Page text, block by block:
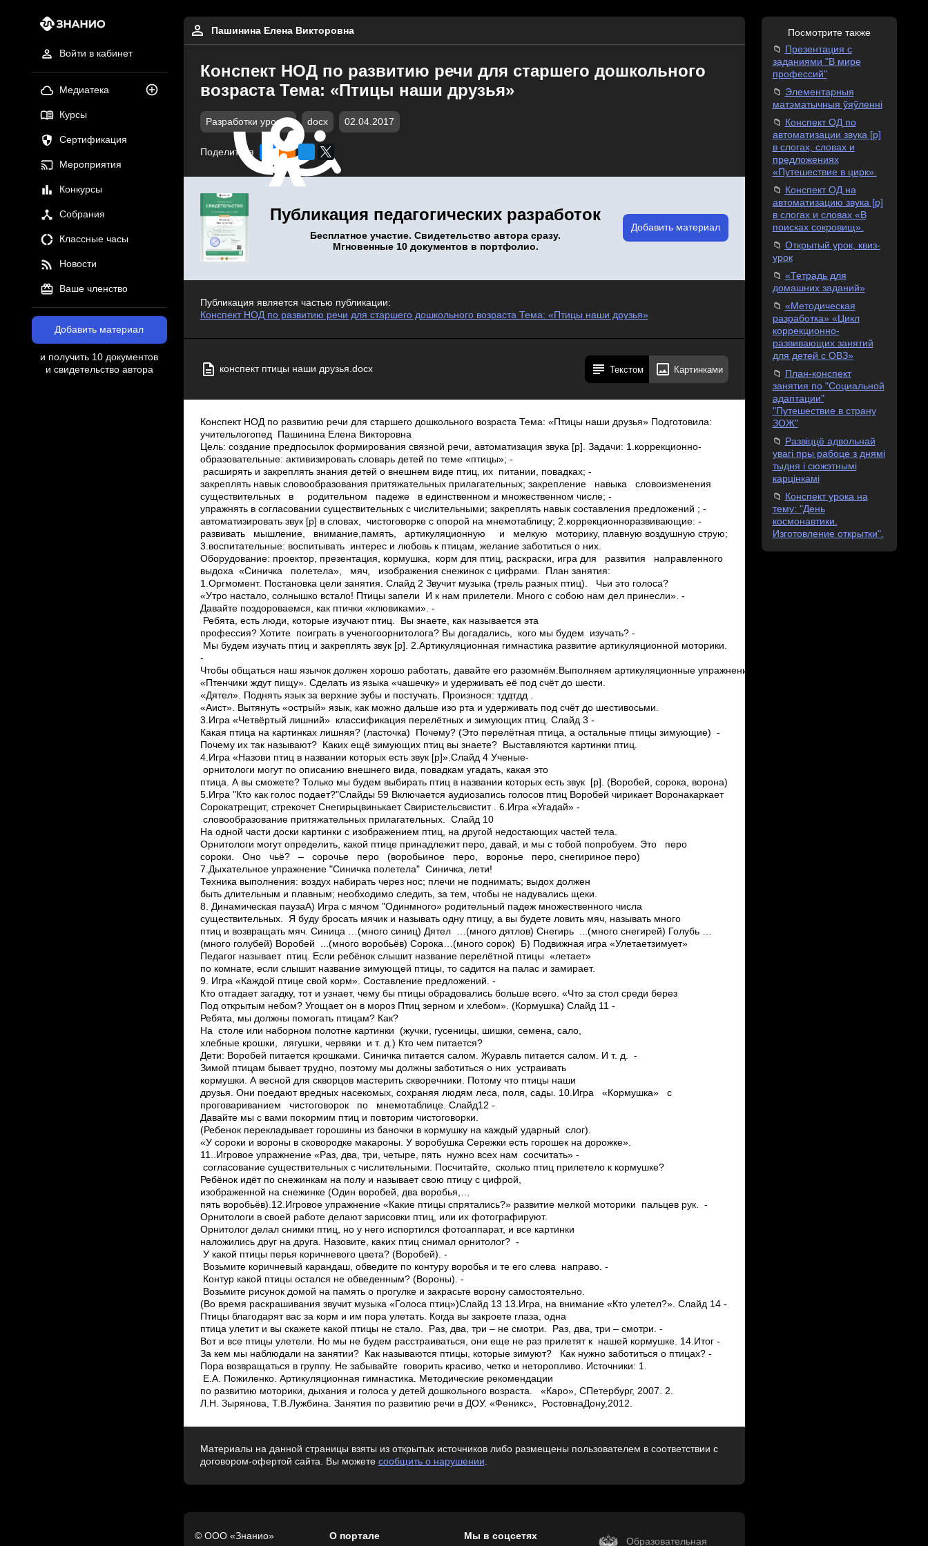
Войти в кабинет
Медиатека
Курсы
Сертификация
Мероприятия
Конкурсы
Собрания
Классные часы
Новости
Ваше членство
Добавить материал
и получить 10 документов
и свидетельство автора
Пашинина Елена Викторовна
Конспект НОД по развитию речи для старшего дошкольного
возраста Тема: «Птицы наши друзья»
Разработки уроков docx 02.04.2017
Поделиться
Публикация педагогических разработок
Бесплатное участие. Свидетельство автора сразу.
Мгновенные 10 документов в портфолио.
Добавить материал
Публикация является частью публикации:
Конспект НОД по развитию речи для старшего дошкольного возраста Тема: «Птицы наши друзья»
конспект птицы наши друзья.docx Текстом Картинками
Конспект НОД по развитию речи для старшего дошкольного возраста Тема: «Птицы наши друзья» Подготовила:
учитель­логопед Пашинина Елена Викторовна
Цель: создание предпосылок формирования связной речи, автоматизация звука [р]. Задачи: 1.коррекционно­
образовательные: ­активизировать словарь детей по теме «птицы»; ­
расширять и закреплять знания детей о внешнем виде птиц, их питании, повадках; ­
закреплять навык словообразования притяжательных прилагательных; ­закрепление навыка словоизменения
существительных в родительном падеже в единственном и множественном числе; ­
упражнять в согласовании существительных с числительными; ­закреплять навык составления предложений ; ­
автоматизировать звук [р] в словах, чистоговорке с опорой на мнемотаблицу; 2.коррекционно­развивающие: ­
развивать мышление, внимание,память, артикуляционную и мелкую моторику, плавную воздушную струю;
3.воспитательные: ­воспитывать интерес и любовь к птицам, желание заботиться о них.
Оборудование: проектор, презентация, кормушка, корм для птиц, раскраски, игра для развития направленного
выдоха «Синичка полетела», мяч, изображения снежинок с цифрами. План занятия:
1.Оргмомент. Постановка цели занятия. Слайд 2 Звучит музыка (трель разных птиц). ­ Чьи это голоса?
«Утро настало, солнышко встало! Птицы запели И к нам прилетели. Много с собою нам дел принесли». ­
Давайте поздороваемся, как птички «клювиками». ­
Ребята, есть люди, которые изучают птиц. Вы знаете, как называется эта
профессия? Хотите поиграть в ученого­орнитолога? Вы догадались, кого мы будем изучать? ­
Мы будем изучать птиц и закреплять звук [р]. 2.Артикуляционная гимнастика­ развитие артикуляционной моторики.
­
Чтобы общаться наш язычок должен хорошо работать, давайте его разомнём.Выполняем артикуляционные упражнения.
«Птенчики ждут пищу». Сделать из языка «чашечку» и удерживать её под счёт до шести.
«Дятел». Поднять язык за верхние зубы и постучать. Произнося: тдд­тдд .
«Аист». Вытянуть «острый» язык, как можно дальше изо рта и удерживать под счёт до шести­восьми.
3.Игра «Четвёртый лишний» ­ классификация перелётных и зимующих птиц. Слайд 3 ­
Какая птица на картинках лишняя? (ласточка) ­Почему? (Это перелётная птица, а остальные птицы зимующие) ­
Почему их так называют? ­Каких ещё зимующих птиц вы знаете? Выставляются картинки птиц.
4.Игра «Назови птиц в названии которых есть звук [р]».Слайд 4 Ученые­
орнитологи могут по описанию внешнего вида, повадкам угадать, какая это
птица. А вы сможете? Только мы будем выбирать птиц в названии которых есть звук [р]. (Воробей, сорока, ворона)
5.Игра "Кто как голос подает?"Слайды 5­9 Включается аудиозапись голосов птиц Воробей­ чирикает Ворона­каркает
Сорока­трещит, стрекочет Снегирь­цвинькает Свиристель­свистит . 6.Игра «Угадай» ­
словообразование притяжательных прилагательных. Слайд 10
На одной части доски картинки с изображением птиц, на другой недостающих частей тела.
Орнитологи могут определить, какой птице принадлежит перо, давай, и мы с тобой попробуем. ­Это перо
сороки. Оно чьё? – сорочье перо (воробьиное перо, воронье перо, снегириное перо)
7.Дыхательное упражнение "Синичка полетела" ­ Синичка, лети!
Техника выполнения: воздух набирать через нос; плечи не поднимать; выдох должен
быть длительным и плавным; необходимо следить, за тем, чтобы не надувались щеки.
8. Динамическая паузаА) Игра с мячом "Один­много» родительный падеж множественного числа
существительных. Я буду бросать мячик и называть одну птицу, а вы будете ловить мяч, называть много
птиц и возвращать мяч. Синица ­…(много синиц) Дятел ­…(много дятлов) Снегирь ­...(много снегирей) Голубь ­…
(много голубей) Воробей ­...(много воробьёв) Сорока­…(много сорок) Б) Подвижная игра «Улетает­зимует»
Педагог называет птиц. Если ребёнок слышит название перелётной птицы ­ «летает»
по комнате, если слышит название зимующей птицы, то садится на палас и замирает.
9. Игра «Каждой птице свой корм». Составление предложений. ­
Кто отгадает загадку, тот и узнает, чему бы птицы обрадовались больше всего. «Что за стол среди берез
Под открытым небом? Угощает он в мороз Птиц зерном и хлебом». (Кормушка) Слайд 11 ­
Ребята, мы должны помогать птицам? Как?
На столе или наборном полотне картинки (жучки, гусеницы, шишки, семена, сало,
хлебные крошки, лягушки, червяки и т. д.) ­Кто чем питается?
Дети: Воробей питается крошками. Синичка питается салом. Журавль питается салом. И т. д. ­
Зимой птицам бывает трудно, поэтому мы должны заботиться о них ­ устраивать
кормушки. А весной для скворцов мастерить скворечники. Потому что птицы наши
друзья. Они поедают вредных насекомых, сохраняя людям леса, поля, сады. 10.Игра «Кормушка» с
проговариванием чистоговорок по мнемотаблице. Слайд12 ­
Давайте мы с вами покормим птиц и повторим чистоговорки.
(Ребенок перекладывает горошины из баночки в кормушку на каждый ударный слог).
«У сороки и вороны в сковородке макароны. У воробушка Сережки есть горошек на дорожке».
11..Игровое упражнение «Раз, два, три, четыре, пять ­ нужно всех нам сосчитать» ­
согласование существительных с числительными. ­Посчитайте, сколько птиц прилетело к кормушке?
Ребёнок идёт по снежинкам на полу и называет свою птицу с цифрой,
изображенной на снежинке (Один воробей, два воробья,…
пять воробьёв).12.Игровое упражнение «Какие птицы спрятались?» ­развитие мелкой моторики пальцев рук. ­
Орнитологи в своей работе делают зарисовки птиц, или их фотографируют.
Орнитолог делал снимки птиц, но у него испортился фотоаппарат, и все картинки
наложились друг на друга. Назовите, каких птиц снимал орнитолог? ­
У какой птицы перья коричневого цвета? (Воробей). ­
Возьмите коричневый карандаш, обведите по контуру воробья и те его слева направо. ­
Контур какой птицы остался не обведенным? (Вороны). ­
Возьмите рисунок домой на память о прогулке и закрасьте ворону самостоятельно.
(Во время раскрашивания звучит музыка «Голоса птиц»)Слайд 13 13.Игра, на внимание «Кто улетел?». Слайд 14 ­
Птицы благодарят вас за корм и им пора улетать. Когда вы закроете глаза, одна
птица улетит и вы скажете какой птицы не стало. Раз, два, три – не смотри. Раз, два, три – смотри. ­
Вот и все птицы улетели. Но мы не будем расстраиваться, они еще не раз прилетят к нашей кормушке. 14.Итог ­
За кем мы наблюдали на занятии? ­ Как называются птицы, которые зимуют? ­ Как нужно заботиться о птицах? ­
Пора возвращаться в группу. Не забывайте говорить красиво, четко и неторопливо. Источники: 1.
Е.А. Пожиленко. Артикуляционная гимнастика. Методические рекомендации
по развитию моторики, дыхания и голоса у детей дошкольного возраста. ­ «Каро», С­Петербург, 2007. 2.
Л.Н. Зырянова, Т.В.Лужбина. Занятия по развитию речи в ДОУ.­ «Феникс», Ростов­на­Дону,2012.
Материалы на данной страницы взяты из открытых источников либо размещены пользователем в соответствии с
договором-офертой сайта. Вы можете сообщить о нарушении.
© ООО «Знанио» О портале Мы в соцсетях
Образовательная
Посмотрите также
Презентация с
заданиями "В мире
профессий"
Элементарныя
матэматычныя ўяўленні
Конспект ОД по
автоматизации звука [р]
в слогах, словах и
предложениях
«Путешествие в цирк».
Конспект ОД на
автоматизацию звука [р]
в слогах и словах «В
поисках сокровищ».
Открытый урок, квиз-
урок
«Тетрадь для
домашних заданий»
«Методическая
разработка» «Цикл
коррекционно-
развивающих занятий
для детей с ОВЗ»
План-конспект
занятия по "Социальной
адаптации"
"Путешествие в страну
ЗОЖ"
Развіццё адвольнай
увагі пры рабоце з днямі
тыдня і сюжэтнымі
карцінкамі
Конспект урока на
тему: "День
космонавтики.
Изготовление открытки".